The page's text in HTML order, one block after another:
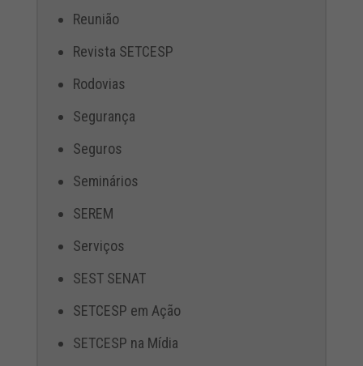
Reunião
Revista SETCESP
Rodovias
Segurança
Seguros
Seminários
SEREM
Serviços
SEST SENAT
SETCESP em Ação
SETCESP na Mídia